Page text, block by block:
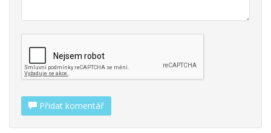
Přidat komentář